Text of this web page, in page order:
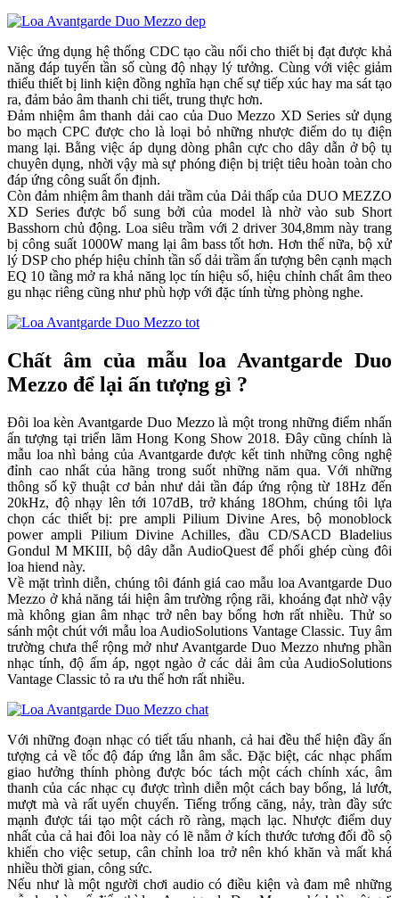
Việc ứng dụng hệ thống CDC tạo cầu nối cho thiết bị đạt được khả
năng đáp tuyến tần số cùng độ nhạy lý tưởng. Cùng với việc giảm
thiểu thiết bị linh kiện đồng nghĩa hạn chế sự tiếp xúc hay ma sát tạo
ra, đảm bảo âm thanh chi tiết, trung thực hơn.
Đảm nhiệm âm thanh dải cao của Duo Mezzo XD Series sử dụng
bo mạch CPC được cho là loại bỏ những nhược điểm do tụ điện
mang lại. Bằng việc áp dụng dòng phân cực cho dây dẫn ở bộ tụ
chuyên dụng, nhời vậy mà sự phóng điện bị triệt tiêu hoàn toàn cho
đáp ứng công suất ổn định.
Còn đảm nhiệm âm thanh dải trầm của Dải thấp của DUO MEZZO
XD Series được bổ sung bởi của model là nhờ vào sub Short
Basshorn chủ động. Loa siêu trầm với 2 driver 304,8mm này trang
bị công suất 1000W mang lại âm bass tốt hơn. Hơn thế nữa, bộ xử
lý DSP cho phép hiệu chỉnh tần số dải trầm ấn tượng bên cạnh mạch
EQ 10 tầng mở ra khả năng lọc tín hiệu số, hiệu chỉnh chất âm theo
gu nhạc riêng cũng như phù hợp với đặc tính từng phòng nghe.
Chất âm của mẫu loa Avantgarde Duo
Mezzo để lại ấn tượng gì ?
Đôi loa kèn Avantgarde Duo Mezzo là một trong những điểm nhấn
ấn tượng tại triển lãm Hong Kong Show 2018. Đây cũng chính là
mẫu loa nhì bảng của Avantgarde được kết tinh những công nghệ
đỉnh cao nhất của hãng trong suốt những năm qua. Với những
thông số kỹ thuật cơ bản như dải tần đáp ứng rộng từ 18Hz đến
20kHz, độ nhạy lên tới 107dB, trở kháng 18Ohm, chúng tôi lựa
chọn các thiết bị: pre ampli Pilium Divine Ares, bộ monoblock
power ampli Pilium Divine Achilles, đầu CD/SACD Bladelius
Gondul M MKIII, bộ dây dẫn AudioQuest để phối ghép cùng đôi
loa hiend này.
Về mặt trình diễn, chúng tôi đánh giá cao mẫu loa Avantgarde Duo
Mezzo ở khả năng tái hiện âm trường rộng rãi, khoáng đạt nhờ vậy
mà không gian âm nhạc trở nên bay bổng hơn rất nhiều. Thử so
sánh một chút với mẫu loa AudioSolutions Vantage Classic. Tuy âm
trường chưa thể rộng mở như Avantgarde Duo Mezzo nhưng phần
nhạc tính, độ ấm áp, ngọt ngào ở các dải âm của AudioSolutions
Vantage Classic tỏ ra ưu thế hơn rất nhiều.
Với những đoạn nhạc có tiết tấu nhanh, cả hai đều thể hiện đầy ấn
tượng cả về tốc độ đáp ứng lẫn âm sắc. Đặc biệt, các nhạc phẩm
giao hưởng thính phòng được bóc tách một cách chính xác, âm
thanh của các nhạc cụ được trình diễn một cách bay bổng, lả lướt,
mượt mà và rất uyển chuyển. Tiếng trống căng, nảy, tràn đầy sức
mạnh được tái tạo một cách rõ ràng, mạch lạc. Nhược điểm duy
nhất của cả hai đôi loa này có lẽ nằm ở kích thước tương đối đồ sộ
khiến cho việc setup, cân chỉnh loa trở nên khó khăn và mất khá
nhiều thời gian, công sức.
Nếu như là một người chơi audio có điều kiện và đam mê những